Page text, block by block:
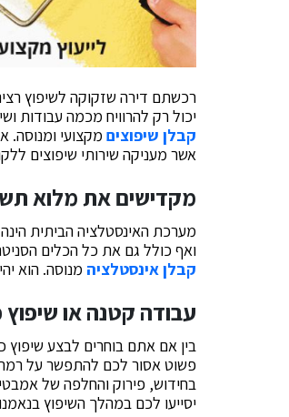
רכשתם דירה שזקוקה לשיפוץ
יכול רק להרוויח מכמה עבודות
קבלן שיפוצים מקצועי ומנוסה.
אשר מעניקה שירותי שיפוצים
מקדישים את מלוא
מערכת האינסטלציה הביתית
ואף כולל גם את כל הכלים
קבלן אינסטלציה מנוסה. הוא
עבודה קטנה או שיפוץ
בין אם אתם בוחרים לבצע
פשוט אסור לכם להתפשר על רמת
בחידוש, פירוק והחלפה של
יסייעו לכם במהלך השיפוץ